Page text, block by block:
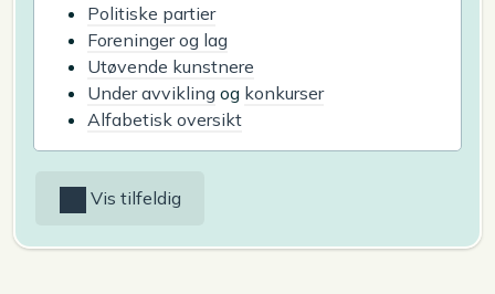
Politiske partier
Foreninger og lag
Utøvende kunstnere
Under avvikling og konkurser
Alfabetisk oversikt
Vis tilfeldig